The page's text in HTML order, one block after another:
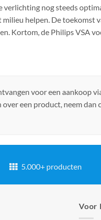
verlichting nog steeds
helpen. De toekomst
Kortom, de Philips VSA
voor een aankoop
een product, neem
5.000+ producten
Voor